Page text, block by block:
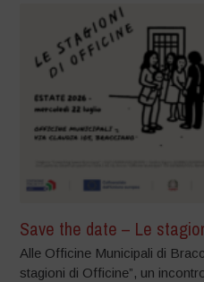
Save the date – Le
Alle Officine Municipali di
stagioni di Officine”, un